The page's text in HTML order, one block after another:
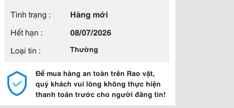
Tình trạng :
Hàng mới
Hết hạn :
08/07/2026
Loại tin :
Thường
Để mua hàng an toàn trên Rao vặt,
quý khách vui lòng không thực hiện
thanh toán trước cho người đăng tin!